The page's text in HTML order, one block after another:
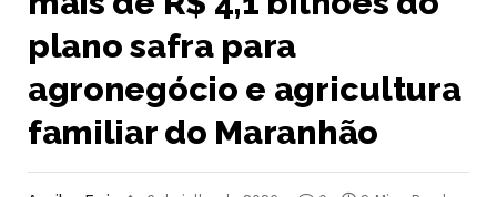
plano safra para
agronegócio e agricultura
familiar do Maranhão